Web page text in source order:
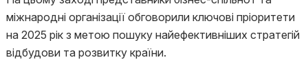
міжнародні організації обговорили ключові пріоритети
на 2025 рік з метою пошуку найефективніших стратегій
відбудови та розвитку країни.